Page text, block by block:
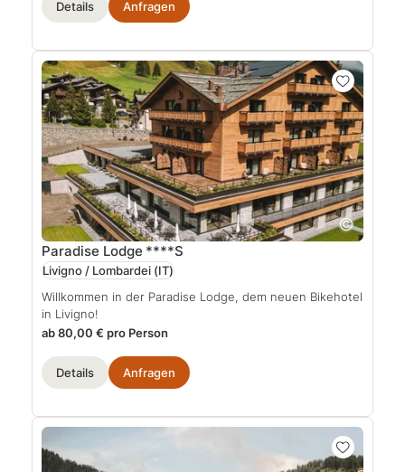
Details Anfragen
Paradise Lodge ****S
Livigno / Lombardei (IT)
Willkommen in der Paradise Lodge, dem neuen Bikehotel
in Livigno!
ab 80,00 € pro Person
Details Anfragen